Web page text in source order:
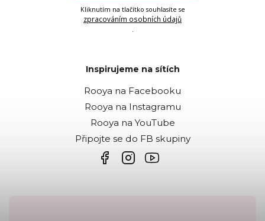
Kliknutím na tlačítko souhlasíte se
zpracováním osobních údajů
.
Inspirujeme na sítích
Rooya na Facebooku
Rooya na Instagramu
Rooya na YouTube
Připojte se do FB skupiny